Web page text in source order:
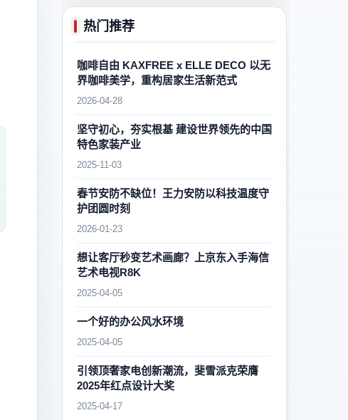
热门推荐
咖啡自由 KAXFREE x ELLE DECO 以无
界咖啡美学，重构居家生活新范式
2026-04-28
坚守初心，夯实根基 建设世界领先的中国
特色家装产业
2025-11-03
春节安防不缺位！王力安防以科技温度守
护团圆时刻
2026-01-23
想让客厅秒变艺术画廊？上京东入手海信
艺术电视R8K
2025-04-05
一个好的办公风水环境
2025-04-05
引领顶奢家电创新潮流，斐雪派克荣膺
2025年红点设计大奖
2025-04-17